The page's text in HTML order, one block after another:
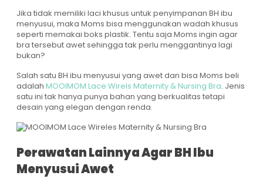
Jika tidak memiliki laci khusus untuk penyimpanan BH ibu
menyusui, maka Moms bisa menggunakan wadah khusus
seperti memakai boks plastik. Tentu saja Moms ingin agar
bra tersebut awet sehingga tak perlu menggantinya lagi
bukan?
Salah satu BH ibu menyusui yang awet dan bisa Moms beli
adalah MOOIMOM Lace Wirels Maternity & Nursing Bra. Jenis
satu ini tak hanya punya bahan yang berkualitas tetapi
desain yang elegan dengan renda.
Perawatan Lainnya Agar BH Ibu
Menyusui Awet